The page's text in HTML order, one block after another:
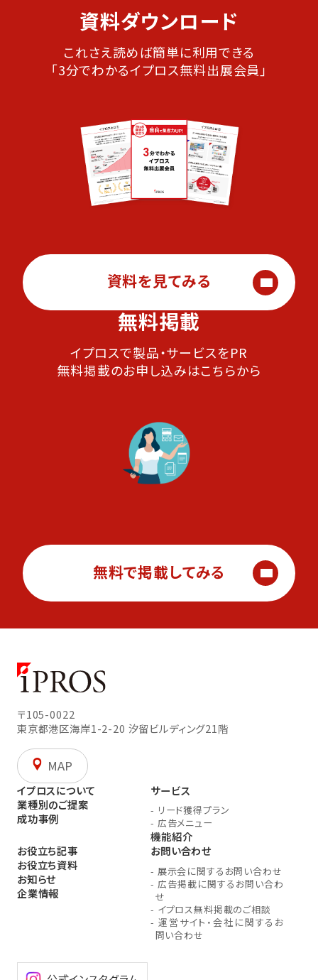
資料ダウンロード
これさえ読めば簡単に利用できる
「3分でわかるイプロス無料出展会員」
資料を見てみる
無料掲載
イプロスで製品・サービスをPR
無料掲載のお申し込みはこちらから
無料で掲載してみる
〒105-0022
東京都港区海岸1-2-20 汐留ビルディング21階
MAP
イプロスについて
業種別のご提案
成功事例
サービス
- リード獲得プラン
- 広告メニュー
機能紹介
お役立ち記事
お役立ち資料
お知らせ
企業情報
お問い合わせ
- 展示会に関するお問い合わせ
- 広告掲載に関するお問い合わ
せ
- イプロス無料掲載のご相談
- 運営サイト・会社に関するお
問い合わせ